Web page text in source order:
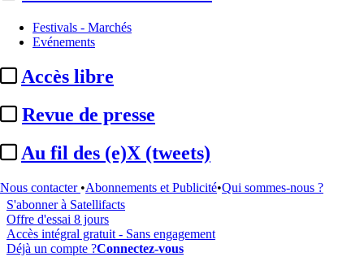
Festivals - Marchés
Evénements
Accès libre
Revue de presse
Au fil des (e)X (tweets)
Nous contacter •Abonnements et Publicité•Qui sommes-nous ?
...
Cet article est réservé à nos abonnés
Pour accéder à cet article, à l'ensemble du site, découvrez nos
S'abonner à Satellifacts
Offre d'essai 8 jours
Accès intégral gratuit - Sans engagement
Déjà un compte ?Connectez-vous